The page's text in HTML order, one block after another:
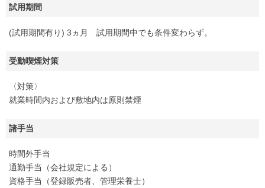
試用期間
(試用期間有り) 3ヵ月 試用期間中でも条件変わらず。
受動喫煙対策
〈対策〉
就業時間内および敷地内は原則禁煙
諸手当
時間外手当
通勤手当（会社規定による）
資格手当（登録販売者、管理栄養士）